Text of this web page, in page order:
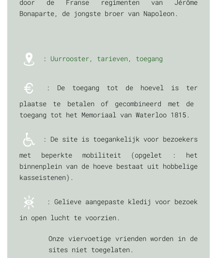
door de Franse regimenten van Jérôme
Bonaparte, de jongste broer van Napoleon.
: Uurrooster, tarieven, toegang
: De toegang tot de hoevel is ter
plaatse te betalen of gecombineerd met de
toegang tot het Memoriaal van Waterloo 1815.
: De site is toegankelijk voor bezoekers
met beperkte mobiliteit (opgelet : het
binnenplein van de hoeve bestaat uit hobbelige
kasseistenen).
: Gelieve aangepaste kledij voor bezoek
in open lucht te voorzien.
Onze viervoetige vrienden worden in de
sites niet toegelaten.